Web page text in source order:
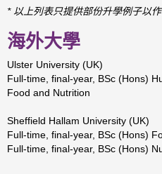
* 以上列表只提供部份升學例子以作
海外大學
Ulster University (UK)
Full-time, final-year, BSc (Hons)
Food and Nutrition
Sheffield Hallam University (UK)
Full-time, final-year, BSc (Hons)
Full-time, final-year, BSc (Hons)